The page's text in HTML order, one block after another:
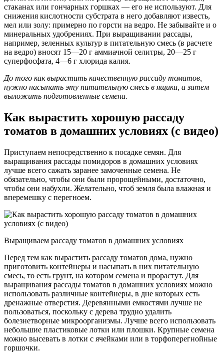
стаканах или гончарных горшках — его не используют. Для
снижения кислотности субстрата в него добавляют известь,
мел или золу: примерно по горсти на ведро. Не забывайте и о
минеральных удобрениях. При выращивании рассады,
например, зеленных культур в питательную смесь (в расчете
на ведро) вносят 15—20 г аммиачной селитры, 20—25 г
суперфосфата, 4—6 г хлорида калия.
До того как вырастить качественную рассаду томатов,
нужно насыпать эту питательную смесь в ящики, а затем
выложить подготовленные семена.
Как вырастить хорошую рассаду
томатов в домашних условиях (с видео)
Приступаем непосредственно к посадке семян. Для
выращивания рассады помидоров в домашних условиях
лучше всего сажать заранее замоченные семена. Не
обязательно, чтобы они были пророщейными, достаточно,
чтобы они набухли. Желательно, чтоб земля была влажная и
вперемешку с перегноем.
Выращиваем рассаду томатов в домашних условиях
Перед тем как вырастить рассаду томатов дома, нужно
приготовить контейнеры и насыпать в них питательную
смесь, то есть грунт, на котором семена и прорастут. Для
выращивания рассады томатов в домашних условиях можно
использовать различные контейнеры, в дне которых есть
дренажные отверстия. Деревянными емкостями лучше не
пользоваться, поскольку с дерева трудно удалить
болезнетворные микроорганизмы. Лучше всего использовать
небольшие пластиковые лотки или плошки. Крупные семена
можно высевать в лотки с ячейками или в торфоперегнойные
горшочки.